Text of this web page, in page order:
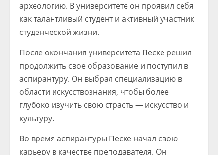
археологию. В университете он проявил себя
как талантливый студент и активный участник
студенческой жизни.
После окончания университета Песке решил
продолжить свое образование и поступил в
аспирантуру. Он выбрал специализацию в
области искусствознания, чтобы более
глубоко изучить свою страсть — искусство и
культуру.
Во время аспирантуры Песке начал свою
карьеру в качестве преподавателя. Он